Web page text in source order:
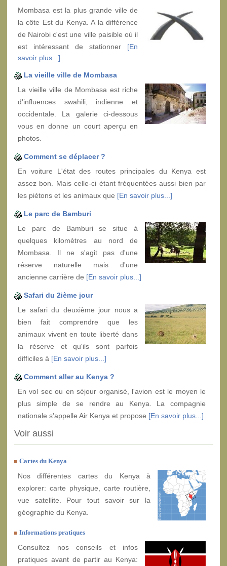
Mombasa est la plus grande ville de
la côte Est du Kenya. A la différence
de Nairobi c'est une ville paisible où il
est intéressant de stationner [En
savoir plus...]
La vieille ville de Mombasa
La vieille ville de Mombasa est riche
d'influences swahili, indienne et
occidentale. La galerie ci-dessous
vous en donne un court aperçu en
photos.
Comment se déplacer ?
En voiture L'état des routes principales du Kenya est
assez bon. Mais celle-ci étant fréquentées aussi bien par
les piétons et les animaux que [En savoir plus...]
Le parc de Bamburi
Le parc de Bamburi se situe à
quelques kilomètres au nord de
Mombasa. Il ne s'agit pas d'une
réserve naturelle mais d'une
ancienne carrière de [En savoir plus...]
Safari du 2ième jour
Le safari du deuxième jour nous a
bien fait comprendre que les
animaux vivent en toute liberté dans
la réserve et qu'ils sont parfois
difficiles à [En savoir plus...]
Comment aller au Kenya ?
En vol sec ou en séjour organisé, l'avion est le moyen le
plus simple de se rendre au Kenya. La compagnie
nationale s'appelle Air Kenya et propose [En savoir plus...]
Voir aussi
Cartes du Kenya
Nos différentes cartes du Kenya à
explorer: carte physique, carte routière,
vue satellite. Pour tout savoir sur la
géographie du Kenya.
Informations pratiques
Consultez nos conseils et infos
pratiques avant de partir au Kenya: